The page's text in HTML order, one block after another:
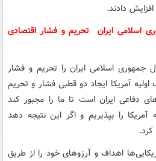
دادند.
اسلامی ایران تحریم و فشار اقتصادی
جمهوری اسلامی ایران را تحریم و فشار
آمریکا ایجاد دو قطبی فشار و تحریم
دفاعی ایران است تا ما را مجبور کند
آمریکا را بپذیریم و اگر این نتیجه دهد
اهداف و آرزوهای خود را از طریق